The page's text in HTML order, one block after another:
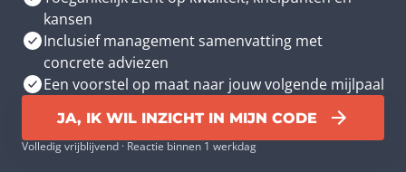
kansen
Inclusief management samenvatting met
concrete adviezen
Een voorstel op maat naar jouw volgende mijlpaal
JA, IK WIL INZICHT IN MIJN CODE
Volledig vrijblijvend · Reactie binnen 1 werkdag